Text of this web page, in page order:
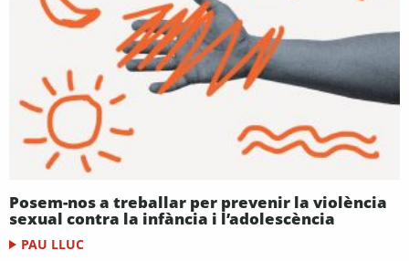
Posem-nos a treballar per prevenir la violència
sexual contra la infància i l’adolescència
PAU LLUC